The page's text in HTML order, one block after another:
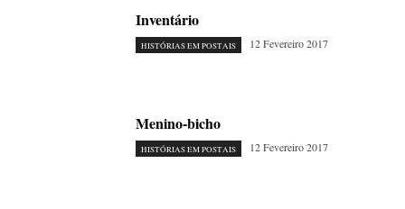
Inventário
HISTÓRIAS EM POSTAIS 12 Fevereiro 2017
Menino-bicho
HISTÓRIAS EM POSTAIS 12 Fevereiro 2017